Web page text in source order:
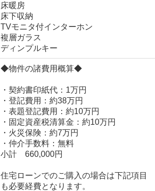
床暖房
床下収納
TVモニタ付インターホン
複層ガラス
ディンプルキー
◆物件の諸費用概算◆
・契約書印紙代：1万円
・登記費用：約38万円
・表題登記費用：約10万円
・固定資産税清算金：約10万円
・火災保険：約7万円
・仲介手数料：無料
小計 660,000円
住宅ローンでのご購入の場合は下記項目
も必要経費となります。